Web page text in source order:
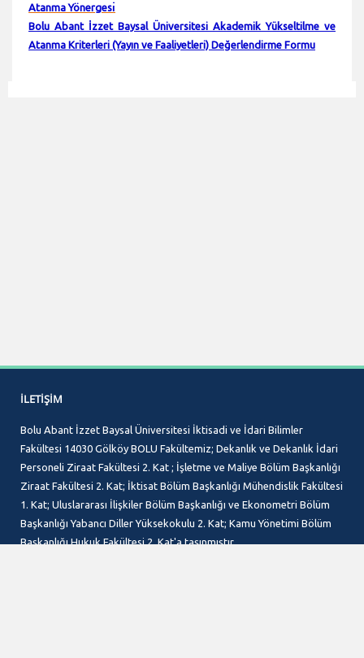
Atanma Yönergesı̇
Bolu Abant İzzet Baysal Üniversitesi Akademik Yükseltilme ve
Atanma Kriterleri (Yayın ve Faaliyetleri) Değerlendirme Formu
İLETIŞIM
Bolu Abant İzzet Baysal Üniversitesi İktisadi ve İdari Bilimler
Fakültesi 14030 Gölköy BOLU Fakültemiz; Dekanlık ve Dekanlık İdari
Personeli Ziraat Fakültesi 2. Kat ; İşletme ve Maliye Bölüm Başkanlığı
Ziraat Fakültesi 2. Kat; İktisat Bölüm Başkanlığı Mühendislik Fakültesi
1. Kat; Uluslararası İlişkiler Bölüm Başkanlığı ve Ekonometri Bölüm
Başkanlığı Yabancı Diller Yüksekokulu 2. Kat; Kamu Yönetimi Bölüm
Başkanlığı Hukuk Fakültesi 2. Kat'a taşınmıştır.